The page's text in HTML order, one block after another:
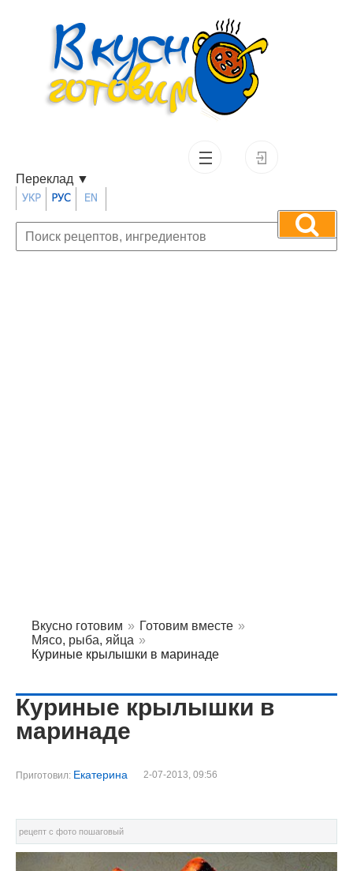
Переклад ▼
Вкусно готовим » Готовим вместе »
Мясо, рыба, яйца »
Куриные крылышки в маринаде
Куриные крылышки в
маринаде
Приготовил: Екатерина 2-07-2013, 09:56
рецепт с фото пошаговый